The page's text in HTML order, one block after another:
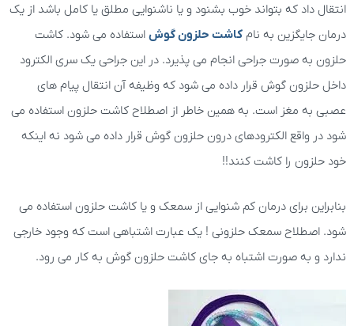
انتقال داد که بتواند خوب بشنود و یا ناشنوایی مطلق یا کامل باشد از یک
درمان جایگزین به نام کاشت حلزون گوش استفاده می شود. کاشت
حلزون به صورت جراحی انجام می پذیرد. در این جراحی یک سری الکترود
داخل حلزون گوش قرار داده می شود که وظیفه آن انتقال پیام های
عصبی به مغز است. به همین خاطر از اصطلاح کاشت حلزون استفاده می
شود در واقع الکترودهای درون حلزون گوش قرار داده می شود نه اینکه
خود حلزون را کاشت کنند!!
بنابراین برای درمان کم شنوایی از سمعک و یا کاشت حلزون استفاده می
شود. اصطلاح سمعک حلزونی ! یک عبارت اشتباهی است که وجود خارجی
ندارد و به صورت اشتباه به جای کاشت حلزون گوش به کار می رود.